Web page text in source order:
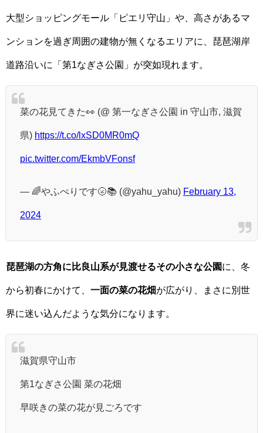
大型ショッピングモール「ピエリ守山」や、高さがあるマ
ンションを過ぎ周囲の建物が無くなるエリアに、琵琶湖岸
道路沿いに「第1なぎさ公園」が突如現れます。
菜の花見てきた👀 (@ 第一なぎさ公園 in 守山市, 滋賀
県) https://t.co/lxSD0MR0mQ
pic.twitter.com/EkmbVFonsf
— 🌈やふぺりです🌝📚 (@yahu_yahu) February 13,
2024
琵琶湖の方角に比良山系が見渡せるその小さな公園に、冬
から初春にかけて、 一面の菜の花畑が広がり、まさに別世
界に迷い込んだような気分になります。
滋賀県守山市
第1なぎさ公園 菜の花畑
早咲きの菜の花が見ごろです